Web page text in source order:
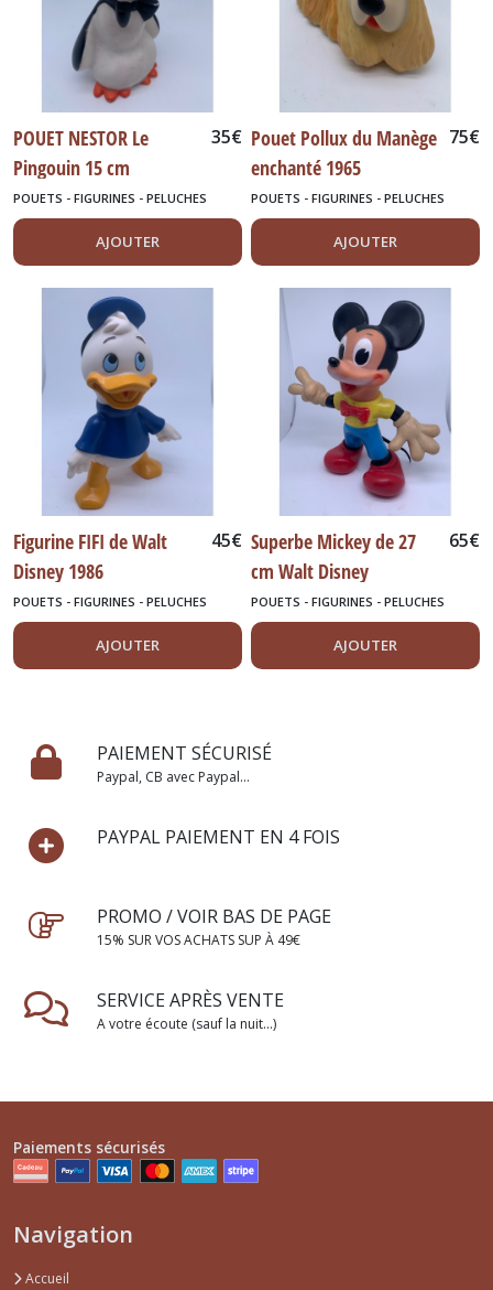
POUET NESTOR Le
Pingouin 15 cm
35€
POUETS - FIGURINES - PELUCHES
AJOUTER
Pouet Pollux du Manège
enchanté 1965
75€
POUETS - FIGURINES - PELUCHES
AJOUTER
Figurine FIFI de Walt
Disney 1986
45€
POUETS - FIGURINES - PELUCHES
AJOUTER
Superbe Mickey de 27
cm Walt Disney
Production Veste jaune
65€
POUETS - FIGURINES - PELUCHES
AJOUTER
PAIEMENT SÉCURISÉ
Paypal, CB avec Paypal...
PAYPAL PAIEMENT EN 4 FOIS
PROMO / VOIR BAS DE PAGE
15% SUR VOS ACHATS SUP À 49€
SERVICE APRÈS VENTE
A votre écoute (sauf la nuit...)
Paiements sécurisés
Navigation
Accueil